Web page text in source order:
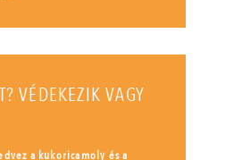
VÉDEKEZIK VAGY
a kukoricamoly és a